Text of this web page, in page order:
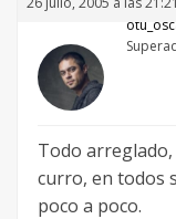
Todo
curro, en todos
poco a poco.